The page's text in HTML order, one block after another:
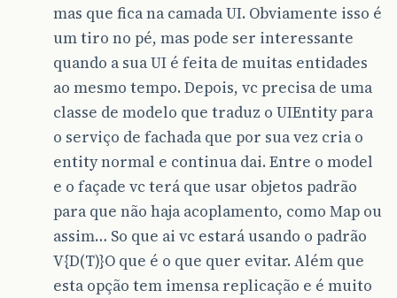
mas que fica na camada UI. Obviamente isso é
um tiro no pé, mas pode ser interessante
quando a sua UI é feita de muitas entidades
ao mesmo tempo. Depois, vc precisa de uma
classe de modelo que traduz o UIEntity para
o serviço de fachada que por sua vez cria o
entity normal e continua dai. Entre o model
e o façade vc terá que usar objetos padrão
para que não haja acoplamento, como Map ou
assim… So que ai vc estará usando o padrão
V{D(T)}O que é o que quer evitar. Além que
esta opção tem imensa replicação e é muito